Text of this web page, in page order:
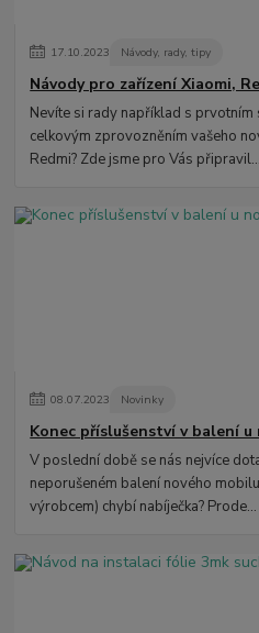
17.10.2023 Návody, rady, tipy
Návody pro zařízení Xiaomi,
Nevíte si rady například s prvotním
celkovým zprovozněním vašeho
Redmi? Zde jsme pro Vás
08.07.2023 Novinky
Konec příslušenství v balení u
V poslední době se nás nejvíce
neporušeném balení nového
výrobcem) chybí nabíječka?